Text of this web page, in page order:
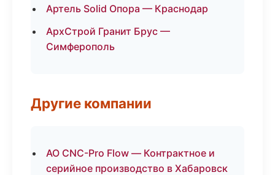
Артель Solid Опора — Краснодар
АрхСтрой Гранит Брус —
Симферополь
Другие компании
АО CNC-Pro Flow — Контрактное и
серийное производство в Хабаровск